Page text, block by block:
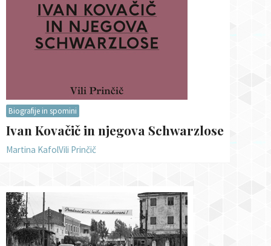
Biografije in spomini
Ivan Kovačič in njegova Schwarzlose
Martina KafolVili Prinčič